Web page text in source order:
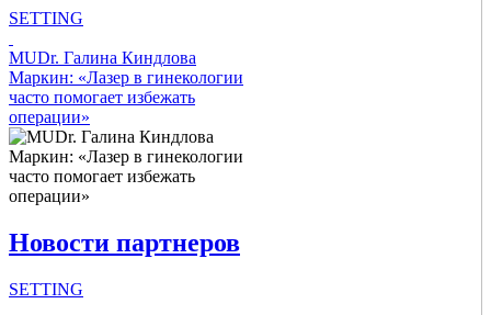
Hide
SETTING
Intro Items
Link Items
Show Image
Show
Hide
MUDr. Галина Киндлова
Маркин: «Лазер в гинекологии
часто помогает избежать
операции»
Новости партнеров
SETTING